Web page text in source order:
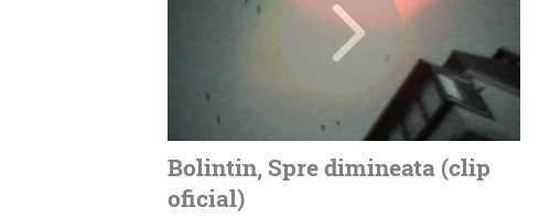
Bolintin, Spre dimineata (clip
oficial)